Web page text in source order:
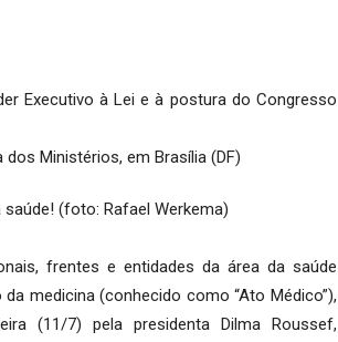
Executivo à Lei e à postura do Congresso
(foto: Rafael Werkema)
frentes e entidades da área da saúde
medicina (conhecido como “Ato Médico”),
(11/7) pela presidenta Dilma Roussef,